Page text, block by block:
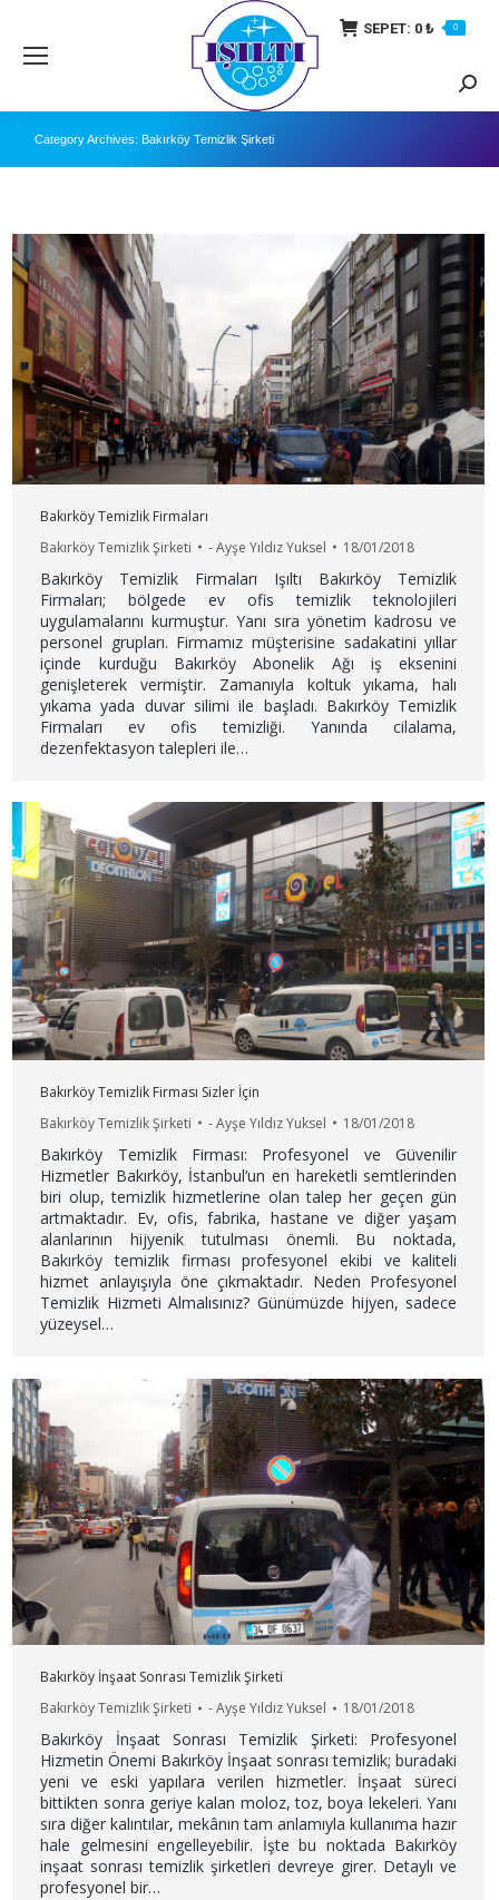
SEPET: 0 ₺ 0
Category Archives:Bakırköy Temizlik Şirketi
Bakırköy Temizlik Firmaları
Bakırköy Temizlik Şirketi
-Ayşe Yıldız Yuksel 18/01/2018
Bakırköy Temizlik Firmaları Işıltı Bakırköy Temizlik
Firmaları; bölgede ev ofis temizlik teknolojileri
uygulamalarını kurmuştur. Yanı sıra yönetim kadrosu ve
personel grupları. Firmamız müşterisine sadakatini yıllar
içinde kurduğu Bakırköy Abonelik Ağı iş eksenini
genişleterek vermiştir. Zamanıyla koltuk yıkama, halı
yıkama yada duvar silimi ile başladı. Bakırköy Temizlik
Firmaları ev ofis temizliği. Yanında cilalama,
dezenfektasyon talepleri ile…
Bakırköy Temizlik Firması Sizler İçin
Bakırköy Temizlik Şirketi
-Ayşe Yıldız Yuksel 18/01/2018
Bakırköy Temizlik Firması: Profesyonel ve Güvenilir
Hizmetler Bakırköy, İstanbul’un en hareketli semtlerinden
biri olup, temizlik hizmetlerine olan talep her geçen gün
artmaktadır. Ev, ofis, fabrika, hastane ve diğer yaşam
alanlarının hijyenik tutulması önemli. Bu noktada,
Bakırköy temizlik firması profesyonel ekibi ve kaliteli
hizmet anlayışıyla öne çıkmaktadır. Neden Profesyonel
Temizlik Hizmeti Almalısınız? Günümüzde hijyen, sadece
yüzeysel…
Bakırköy İnşaat Sonrası Temizlik Şirketi
Bakırköy Temizlik Şirketi
-Ayşe Yıldız Yuksel 18/01/2018
Bakırköy İnşaat Sonrası Temizlik Şirketi: Profesyonel
Hizmetin Önemi Bakırköy İnşaat sonrası temizlik; buradaki
yeni ve eski yapılara verilen hizmetler. İnşaat süreci
bittikten sonra geriye kalan moloz, toz, boya lekeleri. Yanı
sıra diğer kalıntılar, mekânın tam anlamıyla kullanıma hazır
hale gelmesini engelleyebilir. İşte bu noktada Bakırköy
inşaat sonrası temizlik şirketleri devreye girer. Detaylı ve
profesyonel bir…